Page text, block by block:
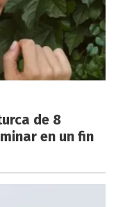
de 8
en un fin